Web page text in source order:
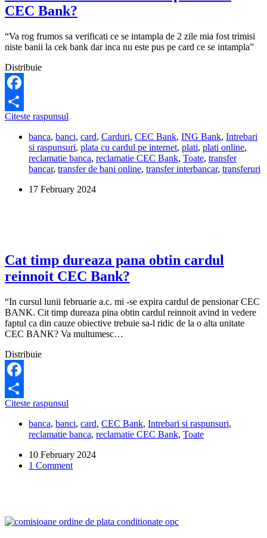
CEC Bank?
“Va rog frumos sa verificati ce se intampla de 2 zile mia fost trimisi
niste banii la cek bank dar inca nu este pus pe card ce se intampla”
Distribuie
Facebook
Share
Citeste raspunsul
nu
mi-
au
intrat
pe
banca, banci, card, Carduri, CEC Bank, ING Bank, Intrebari
si raspunsuri, plata cu cardul pe internet, plati, plati online,
reclamatie banca, reclamatie CEC Bank, Toate, transfer
bancar, transfer de bani online, transfer interbancar, transferuri
17 February 2024
Cat timp dureaza pana obtin cardul
reinnoit CEC Bank?
“In cursul lunii februarie a.c. mi -se expira cardul de pensionar CEC
BANK. Cit timp dureaza pina obtin cardul reinnoit avind in vedere
faptul ca din cauze obiective trebuie sa-l ridic de la o alta unitate
CEC BANK? Va multumesc…
Distribuie
Facebook
Share
Citeste raspunsul
dureaza
pana
cardul
reinnoit
banca, banci, card, CEC Bank, Intrebari si raspunsuri,
reclamatie banca, reclamatie CEC Bank, Toate
10 February 2024
1 Comment